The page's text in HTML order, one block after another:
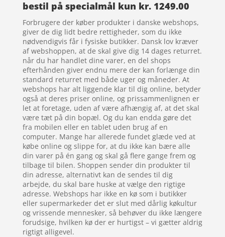
bestil på specialmål kun kr. 1249.00
Forbrugere der køber produkter i danske webshops,
giver de dig lidt bedre rettigheder, som du ikke
nødvendigvis får i fysiske butikker. Dansk lov kræver
af webshoppen, at de skal give dig 14 dages returret.
når du har handlet dine varer, en del shops
efterhånden giver endnu mere der kan forlænge din
standard returret med både uger og måneder. At
webshops har alt liggende klar til dig online, betyder
også at deres priser online, og prissammenlignen er
let at foretage, uden af være afhængig af, at det skal
være tæt på din bopæl. Og du kan endda gøre det
fra mobilen eller en tablet uden brug af en
computer. Mange har allerede fundet glæde ved at
købe online og slippe for, at du ikke kan bære alle
din varer på én gang og skal gå flere gange frem og
tilbage til bilen. Shoppen sender din produkter til
din adresse, alternativt kan de sendes til dig
arbejde, du skal bare huske at vælge den rigtige
adresse. Webshops har ikke en kø som i butikker
eller supermarkeder det er slut med dårlig køkultur
og vrissende mennesker, så behøver du ikke længere
forudsige, hvilken kø der er hurtigst – vi gætter aldrig
rigtigt alligevel.